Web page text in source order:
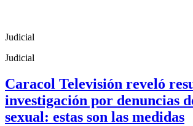
Judicial
Judicial
Caracol Televisión reveló
investigación por denuncias
sexual: estas son las medidas